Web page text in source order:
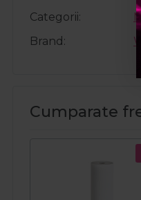
Categorii
Brand
Cumparate